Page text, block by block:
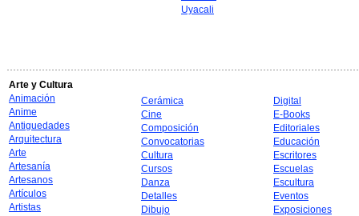
Uyacali
Arte y Cultura
Animación
Anime
Antiguedades
Arquitectura
Arte
Artesanía
Artesanos
Artículos
Artistas
Cerámica
Cine
Composición
Convocatorias
Cultura
Cursos
Danza
Detalles
Dibujo
Digital
E-Books
Editoriales
Educación
Escritores
Escuelas
Escultura
Eventos
Exposiciones